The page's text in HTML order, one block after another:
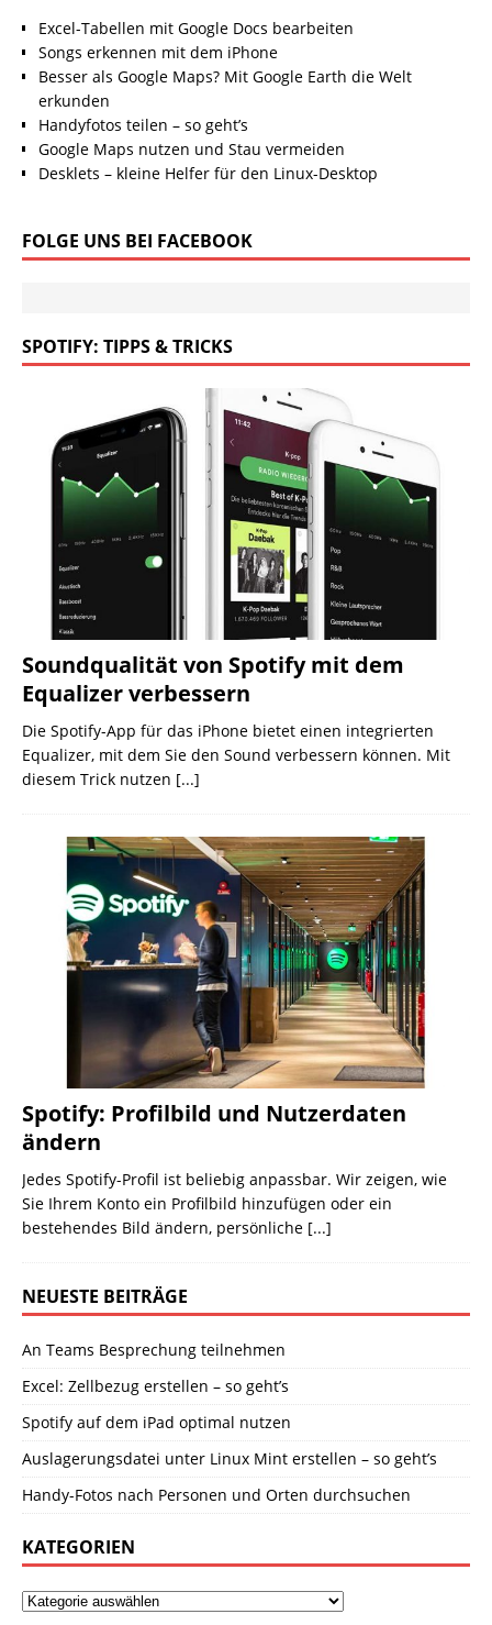
Excel-Tabellen mit Google Docs bearbeiten
Songs erkennen mit dem iPhone
Besser als Google Maps? Mit Google Earth die Welt
erkunden
Handyfotos teilen – so geht’s
Google Maps nutzen und Stau vermeiden
Desklets – kleine Helfer für den Linux-Desktop
FOLGE UNS BEI FACEBOOK
SPOTIFY: TIPPS & TRICKS
Soundqualität von Spotify mit dem
Equalizer verbessern
Die Spotify-App für das iPhone bietet einen integrierten
Equalizer, mit dem Sie den Sound verbessern können. Mit
diesem Trick nutzen [...]
Spotify: Profilbild und Nutzerdaten
ändern
Jedes Spotify-Profil ist beliebig anpassbar. Wir zeigen, wie
Sie Ihrem Konto ein Profilbild hinzufügen oder ein
bestehendes Bild ändern, persönliche [...]
NEUESTE BEITRÄGE
An Teams Besprechung teilnehmen
Excel: Zellbezug erstellen – so geht’s
Spotify auf dem iPad optimal nutzen
Auslagerungsdatei unter Linux Mint erstellen – so geht’s
Handy-Fotos nach Personen und Orten durchsuchen
KATEGORIEN